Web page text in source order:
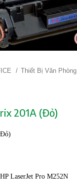
Thiết Bị Văn Phòng
201A (Đỏ)
LaserJet Pro M252N